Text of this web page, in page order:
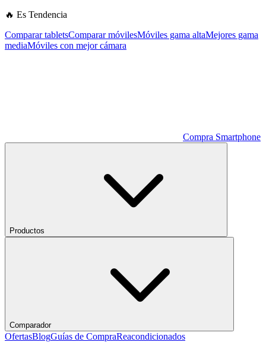
🔥 Es Tendencia
Comparar tabletsComparar móvilesMóviles gama altaMejores gama
mediaMóviles con mejor cámara
Compra Smartphone
Productos
Comparador
OfertasBlogGuías de CompraReacondicionados